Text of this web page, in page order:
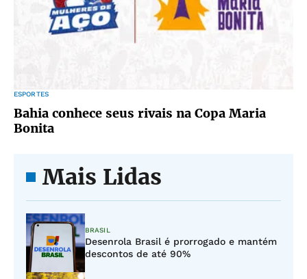
ESPORTES
Bahia conhece seus rivais na Copa Maria
Bonita
Mais Lidas
BRASIL
Desenrola Brasil é prorrogado e mantém
descontos de até 90%